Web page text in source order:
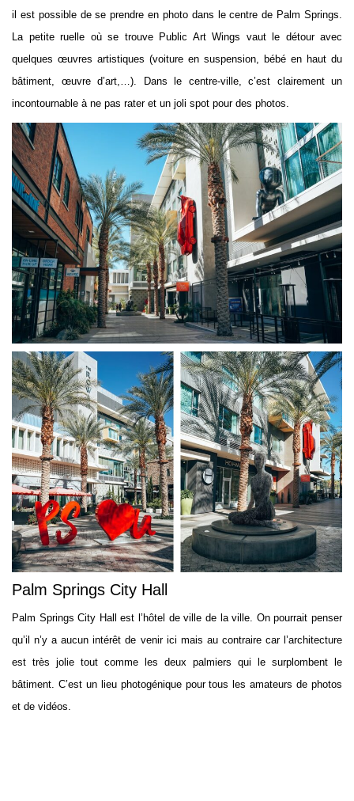
il est possible de se prendre en photo dans le centre de Palm Springs.
La petite ruelle où se trouve Public Art Wings vaut le détour avec
quelques œuvres artistiques (voiture en suspension, bébé en haut du
bâtiment, œuvre d’art,…). Dans le centre-ville, c’est clairement un
incontournable à ne pas rater et un joli spot pour des photos.
Palm Springs City Hall
Palm Springs City Hall est l’hôtel de ville de la ville. On pourrait penser
qu’il n’y a aucun intérêt de venir ici mais au contraire car l’architecture
est très jolie tout comme les deux palmiers qui le surplombent le
bâtiment. C’est un lieu photogénique pour tous les amateurs de photos
et de vidéos.